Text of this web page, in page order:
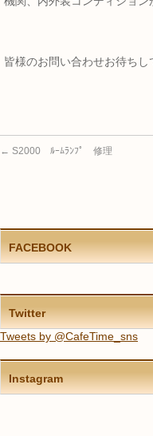
皆様のお問い合わせお待ちし
← S2000 ﾙｰﾑﾗﾝﾌﾟ 修理
FACEBOOK
Twitter
Tweets by @CafeTime_sns
Instagram